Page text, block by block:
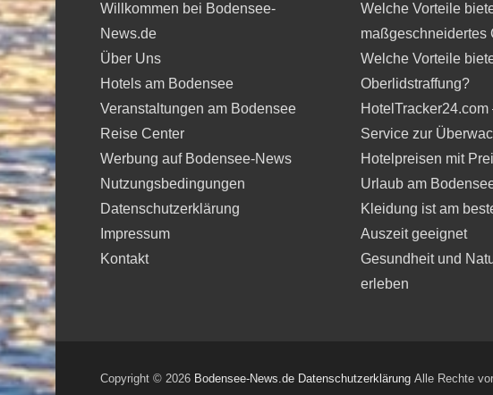
Willkommen bei Bodensee-
News.de
Über Uns
Hotels am Bodensee
Veranstaltungen am Bodensee
Reise Center
Werbung auf Bodensee-News
Nutzungsbedingungen
Datenschutzerklärung
Impressum
Kontakt
Welche Vorteile
maßgeschneidertes
Welche Vorteile
Oberlidstraffung?
Service zur
Hotelpreisen mit
Urlaub am
Kleidung ist am
Auszeit geeignet
Gesundheit und
erleben
Copyright © 2026 Bodensee-News.de Datenschutzerklärung Alle Rechte